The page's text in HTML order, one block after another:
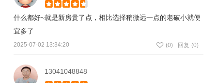
什么都好~就是新房贵了点，相比选择稍微远一点的老破小就便
宜多了
2025-07-02 13:34:20 回复 (0)
(0)
13041048848